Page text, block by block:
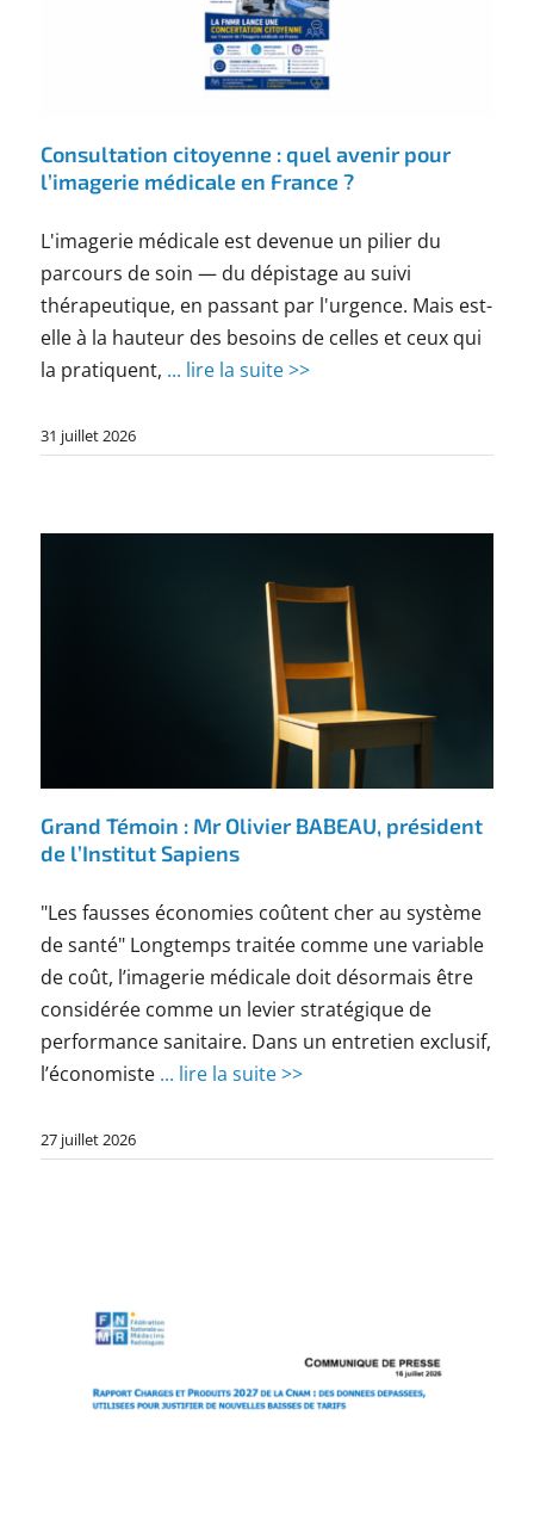
Consultation citoyenne : quel avenir pour
l’imagerie médicale en France ?
L'imagerie médicale est devenue un pilier du
parcours de soin — du dépistage au suivi
thérapeutique, en passant par l'urgence. Mais est-
elle à la hauteur des besoins de celles et ceux qui
la pratiquent, ... lire la suite >>
31 juillet 2026
Grand Témoin : Mr Olivier BABEAU, président
de l’Institut Sapiens
"Les fausses économies coûtent cher au système
de santé" Longtemps traitée comme une variable
de coût, l’imagerie médicale doit désormais être
considérée comme un levier stratégique de
performance sanitaire. Dans un entretien exclusif,
l’économiste... lire la suite >>
27 juillet 2026